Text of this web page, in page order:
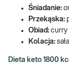
Śniadanie:
Przekąska:
Obiad: curry
Kolacja:
Dieta keto 1800